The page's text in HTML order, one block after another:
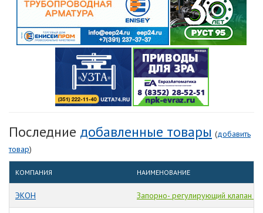
Последние добавленные товары (добавить
товар)
КОМПАНИЯ НАИМЕНОВАНИЕ
ЭКОН Запорно- регулирующий клапан